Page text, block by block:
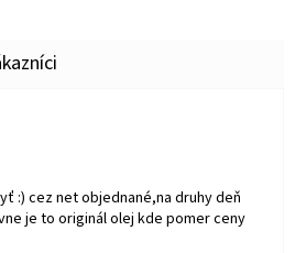
je 5 z 5 hviezdičiek.
:) cez net objednané,na druhy deň
je to originál olej kde pomer ceny